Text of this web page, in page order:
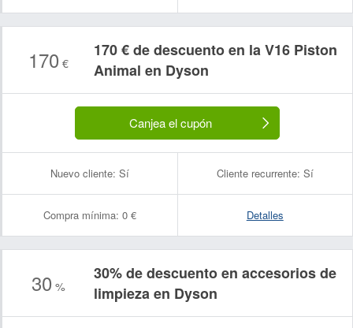
170 €
170 € de descuento en la V16 Piston
Animal en Dyson
Canjea el cupón
Nuevo cliente: Sí Cliente recurrente: Sí
Compra mínima: 0 € Detalles
30 %
30% de descuento en accesorios de
limpieza en Dyson